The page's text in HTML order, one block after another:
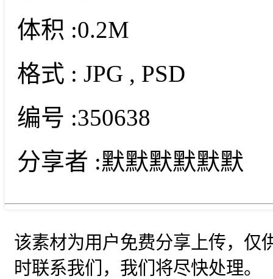
体积 :0.2M
格式 : JPG , PSD
编号 :350638
分享者 :默默默默默默
该素材为用户免费分享上传，仅
时联系我们，我们将尽快处理。